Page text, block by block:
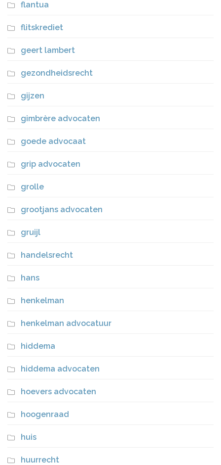
flantua
flitskrediet
geert lambert
gezondheidsrecht
gijzen
gimbrère advocaten
goede advocaat
grip advocaten
grolle
grootjans advocaten
gruijl
handelsrecht
hans
henkelman
henkelman advocatuur
hiddema
hiddema advocaten
hoevers advocaten
hoogenraad
huis
huurrecht